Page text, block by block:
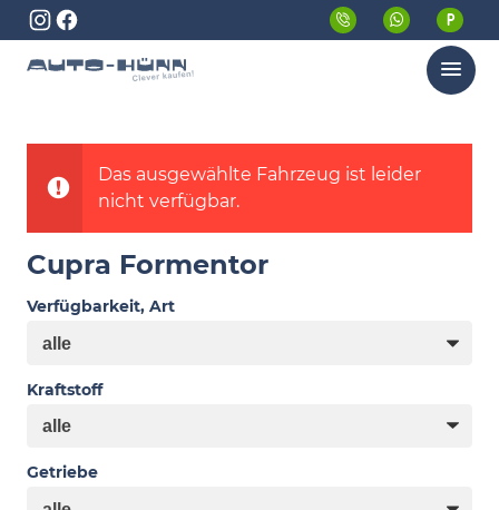
Menü
Das ausgewählte Fahrzeug ist leider
nicht verfügbar.
Cupra Formentor
Verfügbarkeit, Art
Kraftstoff
Getriebe